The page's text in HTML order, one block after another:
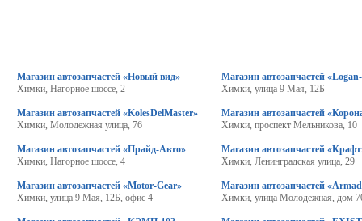
Магазин автозапчастей «Новый вид»
Химки, Нагорное шоссе, 2
Магазин автозапчастей «KolesDelMaster»
Химки, Молодежная улица, 76
Магазин автозапчастей «Прайд-Авто»
Химки, Нагорное шоссе, 4
Магазин автозапчастей «Motor-Gear»
Химки, улица 9 Мая, 12Б, офис 4
Магазин автозапчастей
Химки, улица 9 Мая, 12Б
Магазин автозапчастей
Химки, проспект Мельникова, 10
Магазин автозапчастей
Химки, Ленинградская улица, 29
Магазин автозапчастей
Химки, улица Молодежная, дом